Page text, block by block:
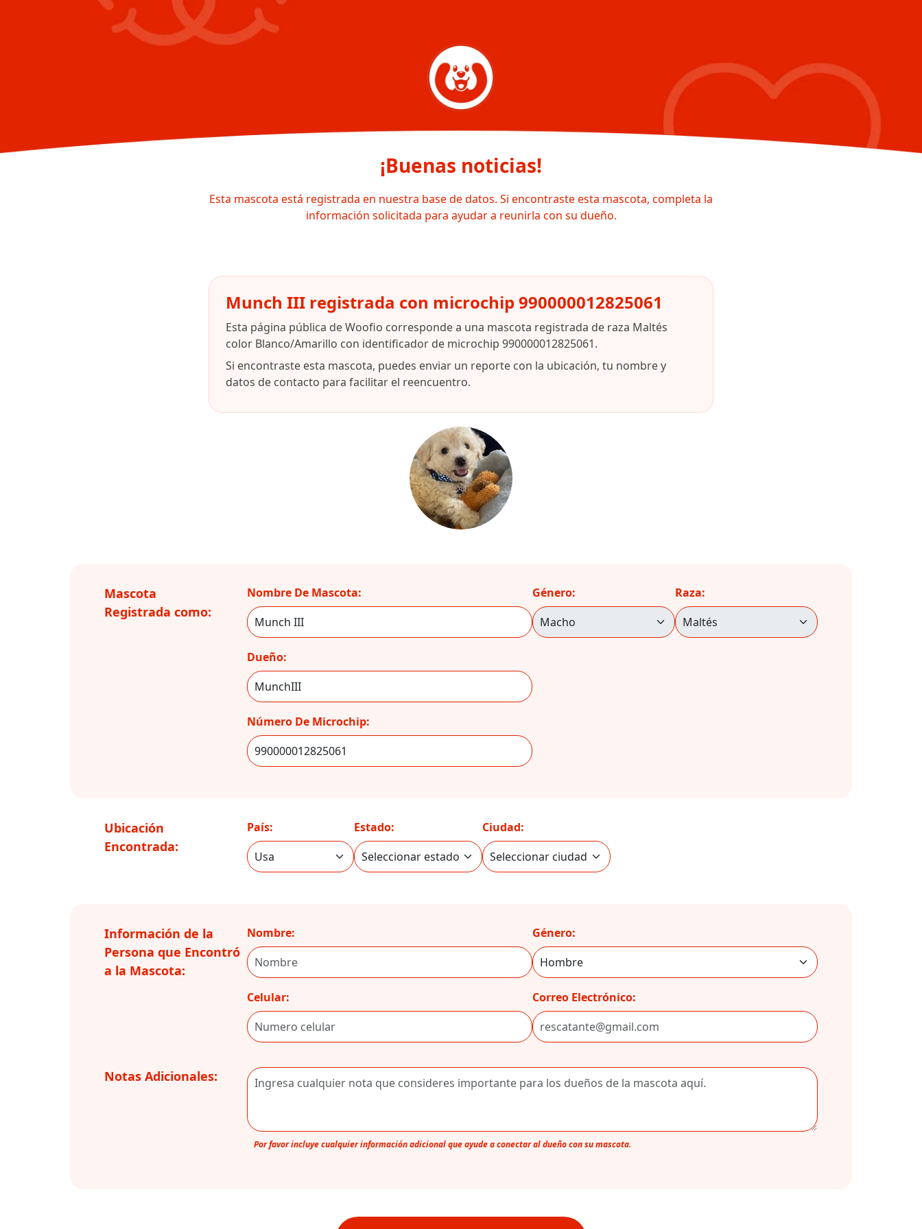
¡Buenas noticias!
Esta mascota está registrada en nuestra base de datos. Si encontraste esta mascota, completa la
información solicitada para ayudar a reunirla con su dueño.
Munch III registrada con microchip 990000012825061
Esta página pública de Woofio corresponde a una mascota registrada de raza Maltés
color Blanco/Amarillo con identificador de microchip 990000012825061.
Si encontraste esta mascota, puedes enviar un reporte con la ubicación, tu nombre y
datos de contacto para facilitar el reencuentro.
Mascota
Registrada como:
Nombre De Mascota:
Dueño:
Número De Microchip:
Género: Raza:
Ubicación
Encontrada:
País: Estado: Ciudad:
Información de la
Persona que Encontró
a la Mascota:
Nombre:
Celular:
Género:
Correo Electrónico:
Notas Adicionales:
Por favor incluye cualquier información adicional que ayude a conectar al dueño con su mascota.